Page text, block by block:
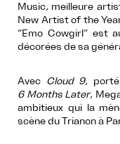
Music, meilleure
New Artist of the
“Emo Cowgirl” est
décorées de sa
Avec Cloud 9,
6 Months Later,
ambitieux qui la
scène du Trianon à